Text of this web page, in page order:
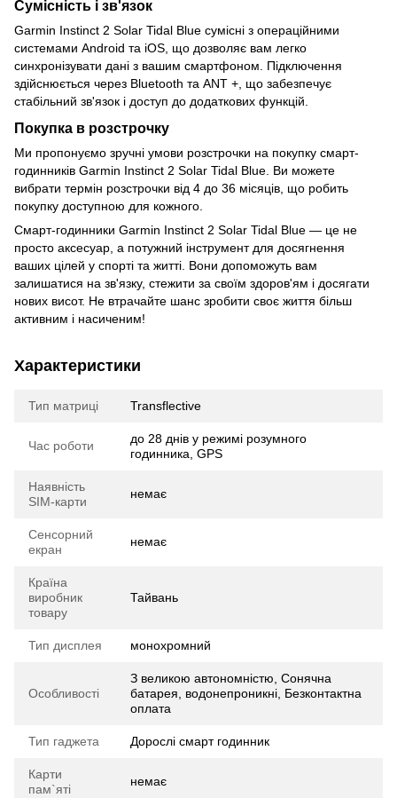
Сумісність і зв'язок
Garmin Instinct 2 Solar Tidal Blue сумісні з операційними
системами Android та iOS, що дозволяє вам легко
синхронізувати дані з вашим смартфоном. Підключення
здійснюється через Bluetooth та ANT +, що забезпечує
стабільний зв'язок і доступ до додаткових функцій.
Покупка в розстрочку
Ми пропонуємо зручні умови розстрочки на покупку смарт-
годинників Garmin Instinct 2 Solar Tidal Blue. Ви можете
вибрати термін розстрочки від 4 до 36 місяців, що робить
покупку доступною для кожного.
Смарт-годинники Garmin Instinct 2 Solar Tidal Blue — це не
просто аксесуар, а потужний інструмент для досягнення
ваших цілей у спорті та житті. Вони допоможуть вам
залишатися на зв'язку, стежити за своїм здоров'ям і досягати
нових висот. Не втрачайте шанс зробити своє життя більш
активним і насиченим!
Характеристики
Тип матриці Transflective
Час роботи
до 28 днів у режимі розумного
годинника, GPS
Наявність
SIM-карти
немає
Сенсорний
екран
немає
Країна
виробник
товару
Тайвань
Тип дисплея монохромний
Особливості
З великою автономністю, Сонячна
батарея, водонепроникні, Безконтактна
оплата
Тип гаджета Дорослі смарт годинник
Карти
пам`яті
немає